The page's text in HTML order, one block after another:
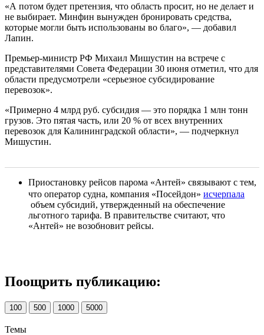
«А потом будет претензия, что область просит, но не делает и
не выбирает. Минфин вынужден бронировать средства,
которые могли быть использованы во благо», — добавил
Лапин.
Премьер-министр РФ Михаил Мишустин на встрече с
представителями Совета Федерации 30 июня отметил, что для
области предусмотрели «серьезное субсидирование
перевозок».
«Примерно 4 млрд руб. субсидия — это порядка 1 млн тонн
грузов. Это пятая часть, или 20 % от всех внутренних
перевозок для Калининградской области», — подчеркнул
Мишустин.
Приостановку рейсов парома «Антей» связывают с тем,
что оператор судна, компания «Посейдон» исчерпала
объем субсидий, утвержденный на обеспечение
льготного тарифа. В правительстве считают, что
«Антей» не возобновит рейсы.
Поощрить публикацию:
100 500 1000 5000
Темы